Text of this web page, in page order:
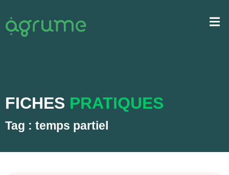
FICHES PRATIQUES
Tag : temps partiel